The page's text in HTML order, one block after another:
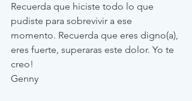
Recuerda que hiciste todo lo que
pudiste para sobrevivir a ese
momento. Recuerda que eres digno(a),
eres fuerte, superaras este dolor. Yo te
creo!
Genny